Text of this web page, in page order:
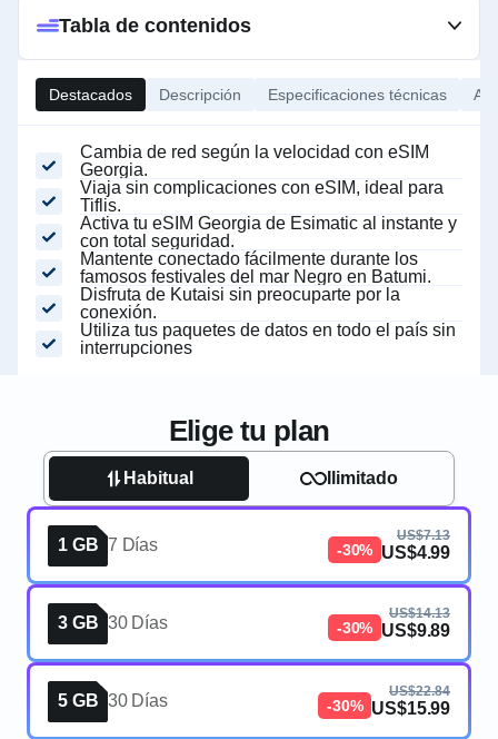
Destacados Descripción Especificaciones técnicas
Cambia de red según la velocidad con eSIM
Georgia.
Viaja sin complicaciones con eSIM, ideal para
Tiflis.
Activa tu eSIM Georgia de Esimatic al instante y
con total seguridad.
Mantente conectado fácilmente durante los
famosos festivales del mar Negro en Batumi.
Disfruta de Kutaisi sin preocuparte por la
conexión.
Utiliza tus paquetes de datos en todo el país sin
interrupciones
Tabla de contenidos
Elige tu plan
Habitual Ilimitado
1 GB 7 Días -30%
US$7.13
US$4.99
3 GB 30 Días -30%
US$14.13
US$9.89
5 GB 30 Días -30%
US$22.84
US$15.99